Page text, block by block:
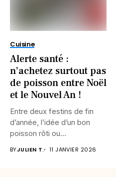
Cuisine
Alerte santé :
n’achetez surtout pas
de poisson entre Noël
et le Nouvel An !
Entre deux festins de fin
d’année, l’idée d’un bon
poisson rôti ou...
BYJULIEN T. 11 JANVIER 2026